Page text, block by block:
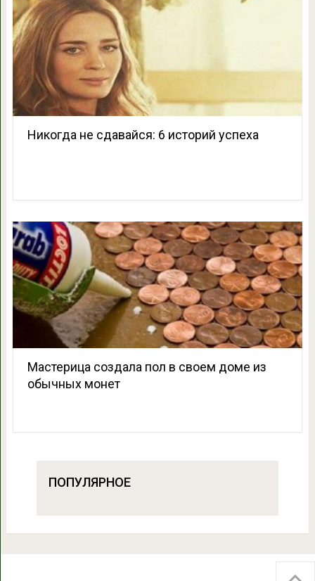
Никогда не сдавайся: 6 историй успеха
Мастерица создала пол в своем доме из
обычных монет
ПОПУЛЯРНОЕ